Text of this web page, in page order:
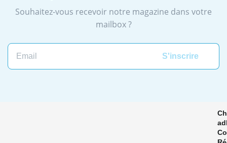
Souhaitez-vous recevoir notre magazine dans votre
mailbox ?
Email